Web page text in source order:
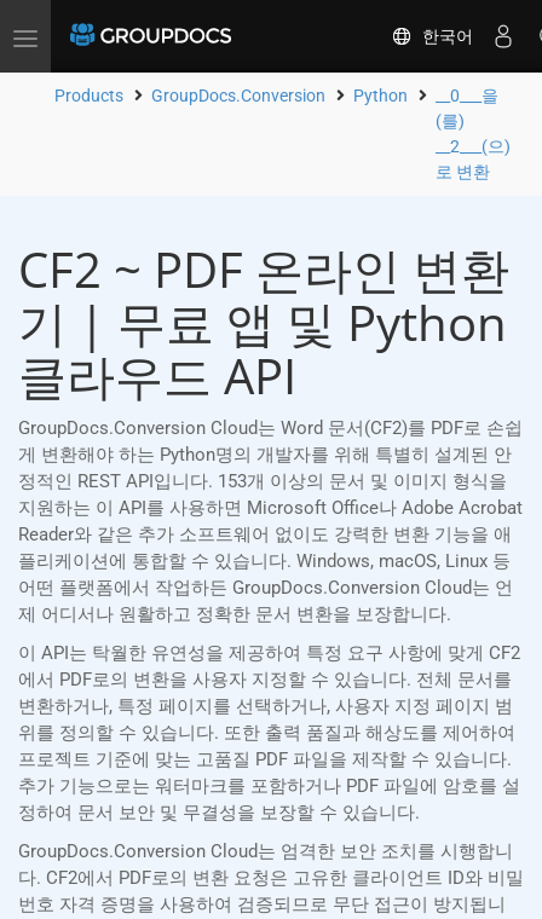
Toggle
한국어
Products GroupDocs.Conversion Python
__0___을
(를)
__2___(으)
로 변환
CF2 ~ PDF 온라인 변환
기 | 무료 앱 및 Python
클라우드 API
GroupDocs.Conversion Cloud는 Word 문서(CF2)를 PDF로 손쉽
게 변환해야 하는 Python명의 개발자를 위해 특별히 설계된 안
정적인 REST API입니다. 153개 이상의 문서 및 이미지 형식을
지원하는 이 API를 사용하면 Microsoft Office나 Adobe Acrobat
Reader와 같은 추가 소프트웨어 없이도 강력한 변환 기능을 애
플리케이션에 통합할 수 있습니다. Windows, macOS, Linux 등
어떤 플랫폼에서 작업하든 GroupDocs.Conversion Cloud는 언
제 어디서나 원활하고 정확한 문서 변환을 보장합니다.
이 API는 탁월한 유연성을 제공하여 특정 요구 사항에 맞게 CF2
에서 PDF로의 변환을 사용자 지정할 수 있습니다. 전체 문서를
변환하거나, 특정 페이지를 선택하거나, 사용자 지정 페이지 범
위를 정의할 수 있습니다. 또한 출력 품질과 해상도를 제어하여
프로젝트 기준에 맞는 고품질 PDF 파일을 제작할 수 있습니다.
추가 기능으로는 워터마크를 포함하거나 PDF 파일에 암호를 설
정하여 문서 보안 및 무결성을 보장할 수 있습니다.
GroupDocs.Conversion Cloud는 엄격한 보안 조치를 시행합니
다. CF2에서 PDF로의 변환 요청은 고유한 클라이언트 ID와 비밀
번호 자격 증명을 사용하여 검증되므로 무단 접근이 방지됩니